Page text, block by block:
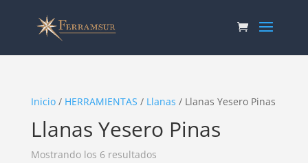
Inicio/ HERRAMIENTAS / Llanas / Llanas Yesero Pinas
Llanas Yesero Pinas
Mostrando los 6 resultados